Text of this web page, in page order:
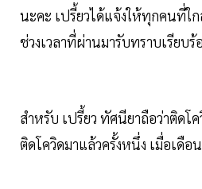
นะคะ เปรี้ยวได้แจ้งให้ทุกคนที่ใ
ช่วงเวลาที่ผ่านมารับทราบเรียบร้
สำหรับ เปรี้ยว ทัศนียาถือว่าติดโ
ติดโควิดมาแล้วครั้งหนึ่ง เมื่อเดือ